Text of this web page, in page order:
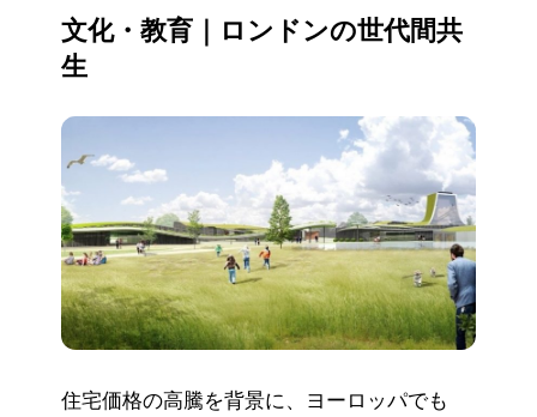
文化・教育｜ロンドンの世代間共
生
住宅価格の高騰を背景に、ヨーロッパでも